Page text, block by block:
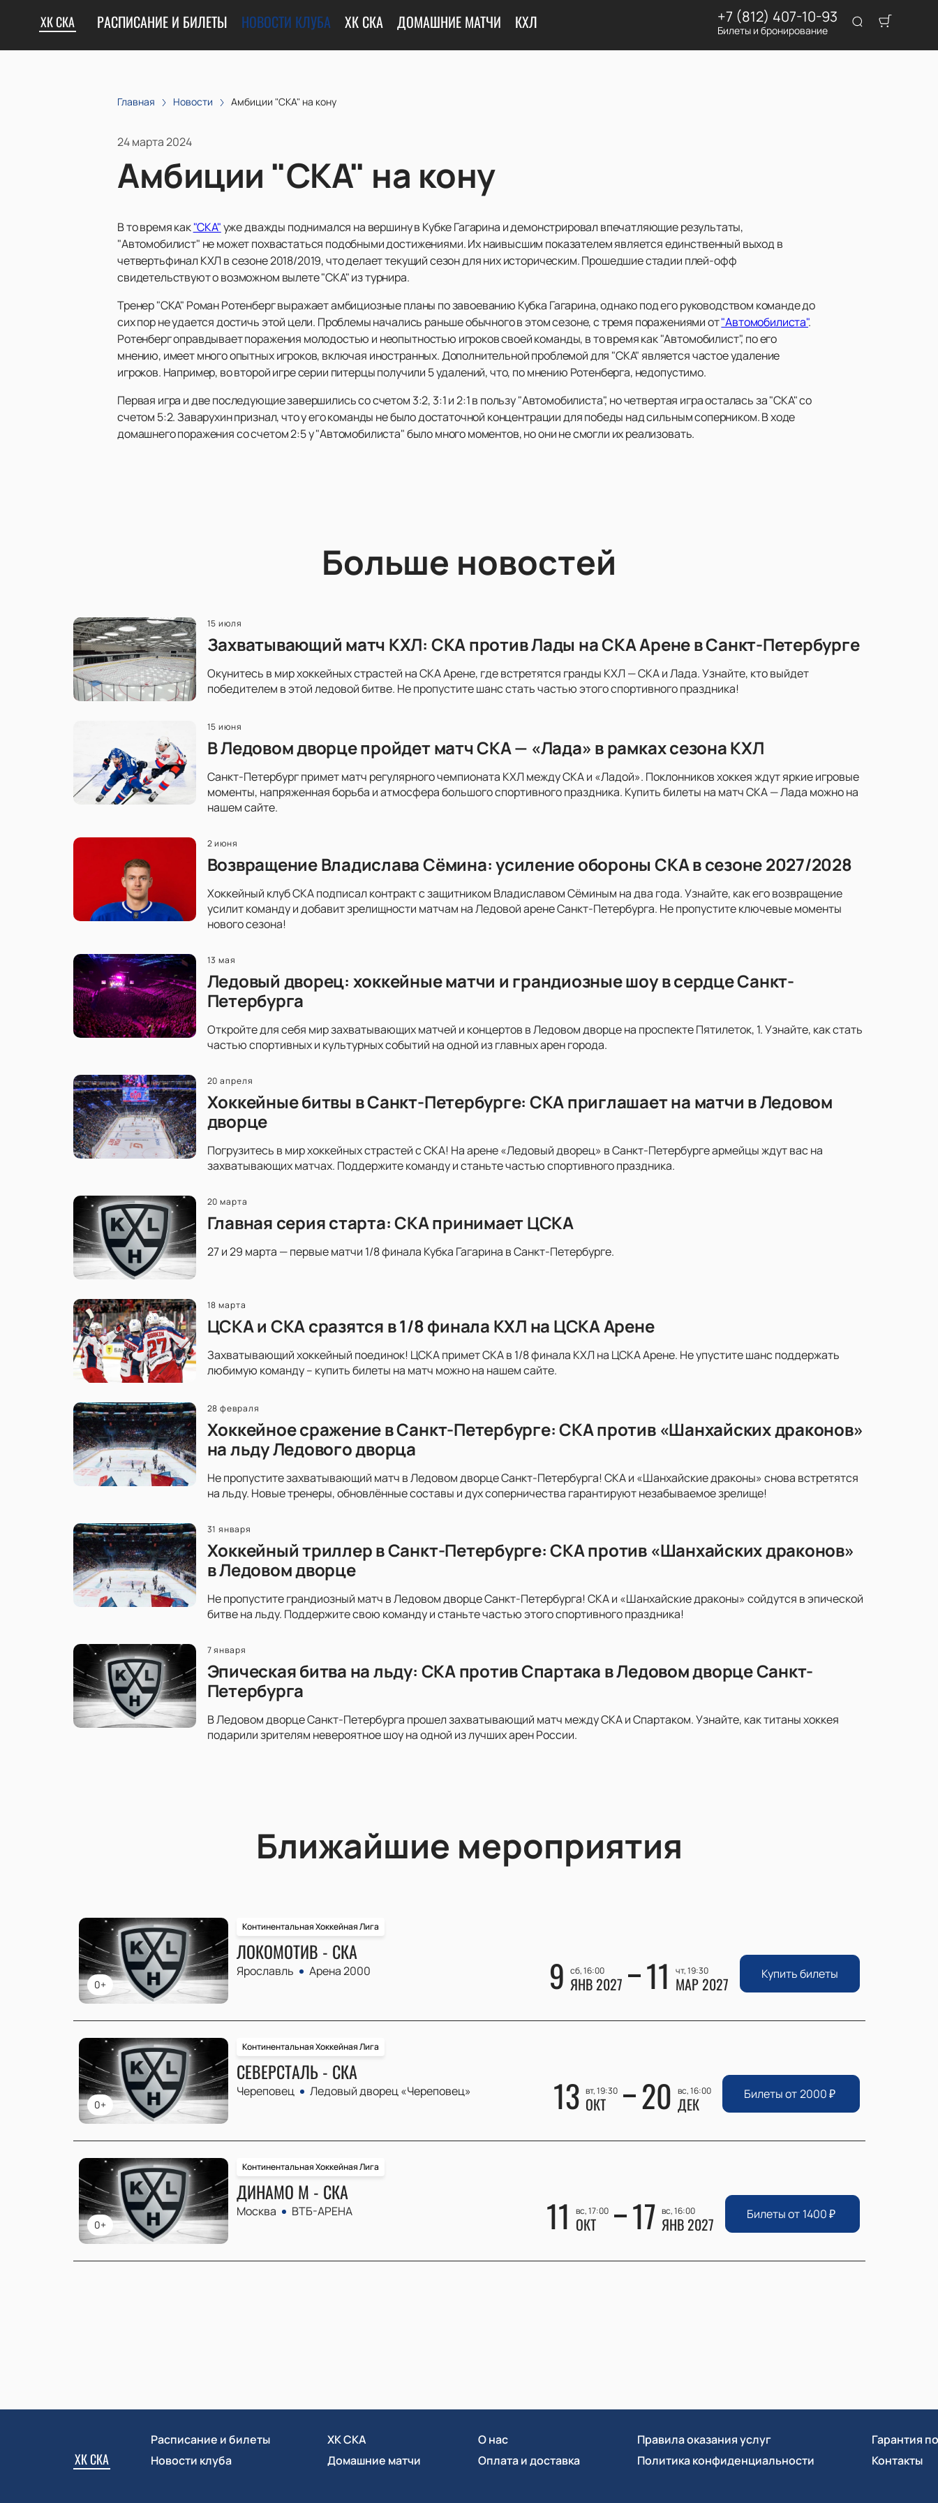
ХК СКА РАСПИСАНИЕ И БИЛЕТЫ НОВОСТИ КЛУБА ХК СКА ДОМАШНИЕ МАТЧИ КХЛ +7 (812) 407-10-93
Билеты и бронирование
Главная Новости Амбиции "СКА" на кону
24 марта 2024
Амбиции "СКА" на кону
В то время как"СКА"уже дважды поднимался на вершину в Кубке Гагарина и демонстрировал впечатляющие результаты,
"Автомобилист" не может похвастаться подобными достижениями. Их наивысшим показателем является единственный выход в
четвертьфинал КХЛ в сезоне 2018/2019, что делает текущий сезон для них историческим. Прошедшие стадии плей-офф
свидетельствуют о возможном вылете "СКА" из турнира.
Тренер "СКА" Роман Ротенберг выражает амбициозные планы по завоеванию Кубка Гагарина, однако под его руководством команде до
сих пор не удается достичь этой цели. Проблемы начались раньше обычного в этом сезоне, с тремя поражениями от"Автомобилиста".
Ротенберг оправдывает поражения молодостью и неопытностью игроков своей команды, в то время как "Автомобилист", по его
мнению, имеет много опытных игроков, включая иностранных. Дополнительной проблемой для "СКА" является частое удаление
игроков. Например, во второй игре серии питерцы получили 5 удалений, что, по мнению Ротенберга, недопустимо.
Первая игра и две последующие завершились со счетом 3:2, 3:1 и 2:1 в пользу "Автомобилиста", но четвертая игра осталась за "СКА" со
счетом 5:2. Заварухин признал, что у его команды не было достаточной концентрации для победы над сильным соперником. В ходе
домашнего поражения со счетом 2:5 у "Автомобилиста" было много моментов, но они не смогли их реализовать.
Больше новостей
15 июля
Захватывающий матч КХЛ: СКА против Лады на СКА Арене в Санкт-Петербурге
Окунитесь в мир хоккейных страстей на СКА Арене, где встретятся гранды КХЛ — СКА и Лада. Узнайте, кто выйдет
победителем в этой ледовой битве. Не пропустите шанс стать частью этого спортивного праздника!
15 июня
В Ледовом дворце пройдет матч СКА — «Лада» в рамках сезона КХЛ
Санкт-Петербург примет матч регулярного чемпионата КХЛ между СКА и «Ладой». Поклонников хоккея ждут яркие игровые
моменты, напряженная борьба и атмосфера большого спортивного праздника. Купить билеты на матч СКА — Лада можно на
нашем сайте.
2 июня
Возвращение Владислава Сёмина: усиление обороны СКА в сезоне 2027/2028
Хоккейный клуб СКА подписал контракт с защитником Владиславом Сёминым на два года. Узнайте, как его возвращение
усилит команду и добавит зрелищности матчам на Ледовой арене Санкт-Петербурга. Не пропустите ключевые моменты
нового сезона!
13 мая
Ледовый дворец: хоккейные матчи и грандиозные шоу в сердце Санкт-
Петербурга
Откройте для себя мир захватывающих матчей и концертов в Ледовом дворце на проспекте Пятилеток, 1. Узнайте, как стать
частью спортивных и культурных событий на одной из главных арен города.
20 апреля
Хоккейные битвы в Санкт-Петербурге: СКА приглашает на матчи в Ледовом
дворце
Погрузитесь в мир хоккейных страстей с СКА! На арене «Ледовый дворец» в Санкт-Петербурге армейцы ждут вас на
захватывающих матчах. Поддержите команду и станьте частью спортивного праздника.
20 марта
Главная серия старта: СКА принимает ЦСКА
27 и 29 марта — первые матчи 1/8 финала Кубка Гагарина в Санкт-Петербурге.
18 марта
ЦСКА и СКА сразятся в 1/8 финала КХЛ на ЦСКА Арене
Захватывающий хоккейный поединок! ЦСКА примет СКА в 1/8 финала КХЛ на ЦСКА Арене. Не упустите шанс поддержать
любимую команду – купить билеты на матч можно на нашем сайте.
28 февраля
Хоккейное сражение в Санкт-Петербурге: СКА против «Шанхайских драконов»
на льду Ледового дворца
Не пропустите захватывающий матч в Ледовом дворце Санкт-Петербурга! СКА и «Шанхайские драконы» снова встретятся
на льду. Новые тренеры, обновлённые составы и дух соперничества гарантируют незабываемое зрелище!
31 января
Хоккейный триллер в Санкт-Петербурге: СКА против «Шанхайских драконов»
в Ледовом дворце
Не пропустите грандиозный матч в Ледовом дворце Санкт-Петербурга! СКА и «Шанхайские драконы» сойдутся в эпической
битве на льду. Поддержите свою команду и станьте частью этого спортивного праздника!
7 января
Эпическая битва на льду: СКА против Спартака в Ледовом дворце Санкт-
Петербурга
В Ледовом дворце Санкт-Петербурга прошел захватывающий матч между СКА и Спартаком. Узнайте, как титаны хоккея
подарили зрителям невероятное шоу на одной из лучших арен России.
Ближайшие мероприятия
0+
Континентальная Хоккейная Лига
ЛОКОМОТИВ - СКА
Ярославль Арена 2000 9 сб, 16:00
ЯНВ 2027 11 чт, 19:30
МАР 2027 Купить билеты
0+
Континентальная Хоккейная Лига
СЕВЕРСТАЛЬ - СКА
Череповец Ледовый дворец «Череповец» 13 вт, 19:30
ОКТ 20 вс, 16:00
ДЕК Билеты от 2000₽
0+
Континентальная Хоккейная Лига
ДИНАМО М - СКА
Москва ВТБ-АРЕНА 11 вс, 17:00
ОКТ 17 вс, 16:00
ЯНВ 2027 Билеты от 1400₽
ХК СКА
Расписание и билеты
Новости клуба
ХК СКА
Домашние матчи
О нас
Оплата и доставка
Правила оказания услуг
Политика конфиденциальности
Гарантия
Контакты